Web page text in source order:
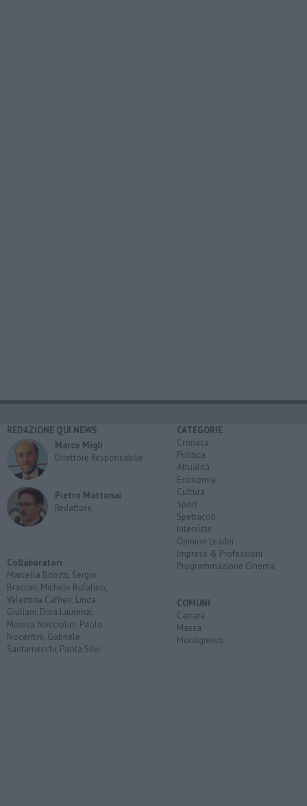
REDAZIONE QUI NEWS
Marco Migli
Direttore Responsabile
Pietro Mattonai
Redattore
Collaboratori
Marcella Bitozzi, Sergio
Braccini, Michele Bufalino,
Valentina Caffieri, Linda
Giuliani, Dina Laurenzi,
Monica Nocciolini, Paolo
Nocentini, Gabriele
Santarnecchi, Paola Silvi.
CATEGORIE
Cronaca
Politica
Attualità
Economia
Cultura
Sport
Spettacoli
Interviste
Opinion Leader
Imprese & Professioni
Programmazione Cinema
COMUNI
Carrara
Massa
Montignoso